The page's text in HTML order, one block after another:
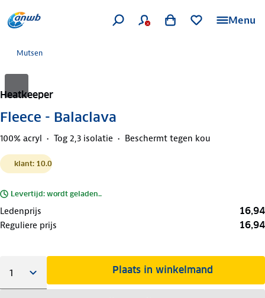
Menu
Mutsen
Heatkeeper
Fleece - Balaclava
100% acryl Tog 2,3 isolatie Beschermt tegen kou
klant: 10.0
Levertijd: wordt geladen..
Ledenprijs 16,94
Reguliere prijs 16,94
Plaats in winkelmand